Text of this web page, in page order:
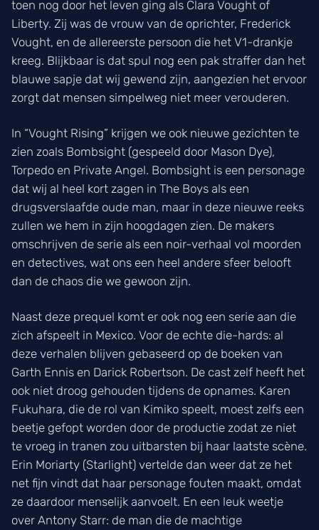
toen nog door het leven ging als Clara Vought of
Liberty. Zij was de vrouw van de oprichter, Frederick
Vought, en de allereerste persoon die het V1-drankje
kreeg. Blijkbaar is dat spul nog een pak straffer dan het
blauwe sapje dat wij gewend zijn, aangezien het ervoor
zorgt dat mensen simpelweg niet meer verouderen.
In “Vought Rising” krijgen we ook nieuwe gezichten te
zien zoals Bombsight (gespeeld door Mason Dye),
Torpedo en Private Angel. Bombsight is een personage
dat wij al heel kort zagen in The Boys als een
drugsverslaafde oude man, maar in deze nieuwe reeks
zullen we hem in zijn hoogdagen zien. De makers
omschrijven de serie als een noir-verhaal vol moorden
en detectives, wat ons een heel andere sfeer belooft
dan de chaos die we gewoon zijn.
Naast deze prequel komt er ook nog een serie aan die
zich afspeelt in Mexico. Voor de echte die-hards: al
deze verhalen blijven gebaseerd op de boeken van
Garth Ennis en Darick Robertson. De cast zelf heeft het
ook niet droog gehouden tijdens de opnames. Karen
Fukuhara, die de rol van Kimiko speelt, moest zelfs een
beetje gefopt worden door de productie zodat ze niet
te vroeg in tranen zou uitbarsten bij haar laatste scène.
Erin Moriarty (Starlight) vertelde dan weer dat ze het
net fijn vindt dat haar personage fouten maakt, omdat
ze daardoor menselijk aanvoelt. En een leuk weetje
over Antony Starr: de man die de machtige